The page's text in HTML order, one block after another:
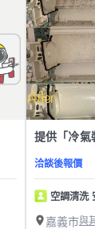
提供「冷氣
洽談後報價
空調清洗
嘉義市與